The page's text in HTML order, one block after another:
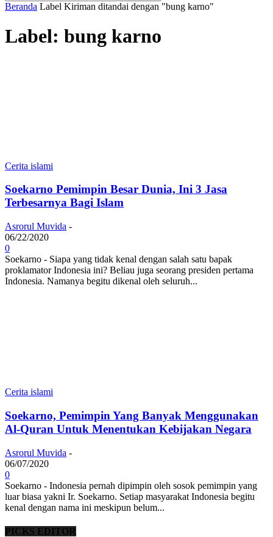
Beranda Label Kiriman ditandai dengan "bung karno"
Label: bung karno
Cerita islami
Soekarno Pemimpin Besar Dunia, Ini 3 Jasa
Terbesarnya Bagi Islam
Asrorul Muvida -
06/22/2020
0
Soekarno - Siapa yang tidak kenal dengan salah satu bapak
proklamator Indonesia ini? Beliau juga seorang presiden pertama
Indonesia. Namanya begitu dikenal oleh seluruh...
Cerita islami
Soekarno, Pemimpin Yang Banyak Menggunakan
Al-Quran Untuk Menentukan Kebijakan Negara
Asrorul Muvida -
06/07/2020
0
Soekarno - Indonesia pernah dipimpin oleh sosok pemimpin yang
luar biasa yakni Ir. Soekarno. Setiap masyarakat Indonesia begitu
kenal dengan nama ini meskipun belum...
PICKS EDITOR